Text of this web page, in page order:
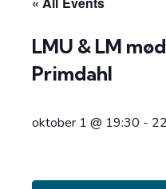
LMU & LM
Primdahl
oktober 1 @ 19:30 -